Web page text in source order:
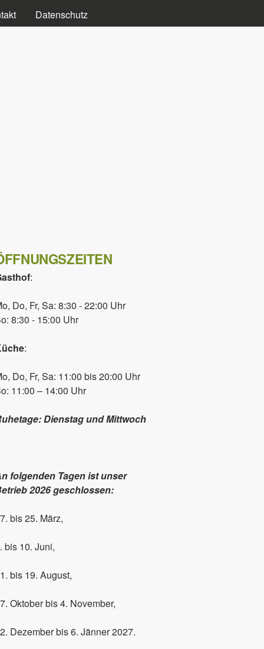
Datenschutz
:
Do, Fr, Sa: 8:30 - 22:00 Uhr
8:30 - 15:00 Uhr
:
Do, Fr, Sa: 11:00 bis 20:00 Uhr
11:00 – 14:00 Uhr
Dienstag und Mittwoch
folgenden Tagen ist unser
2026 geschlossen:
bis 25. März,
bis 10. Juni,
bis 19. August,
Oktober bis 4. November,
Dezember bis 6. Jänner 2027.